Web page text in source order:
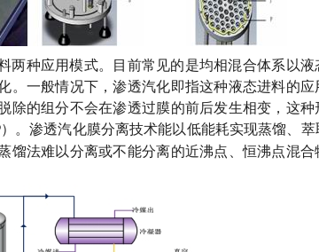
两种应用模式。目前常见的是均相混合体系以液
。一般情况下，渗透汽化即指这种液态进料的应
除的组分不会在渗透过膜的前后发生相变，这种
）。渗透汽化膜分离技术能以低能耗实现蒸馏、萃
馏法难以分离或不能分离的近沸点、恒沸点混合